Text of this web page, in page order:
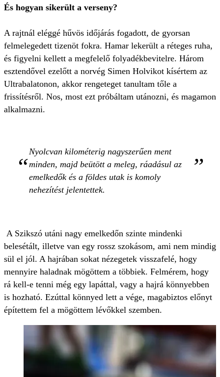
És hogyan sikerült a verseny?
A rajtnál eléggé hűvös időjárás fogadott, de gyorsan
felmelegedett tizenöt fokra. Hamar lekerült a réteges ruha,
és figyelni kellett a megfelelő folyadékbevitelre. Három
esztendővel ezelőtt a norvég Simen Holvikot kísértem az
Ultrabalatonon, akkor rengeteget tanultam tőle a
frissítésről. Nos, most ezt próbáltam utánozni, és magamon
alkalmazni.
Nyolcvan kilométerig nagyszerűen ment
minden, majd beütött a meleg, ráadásul az
emelkedők és a földes utak is komoly
nehezítést jelentettek.
A Szikszó utáni nagy emelkedőn szinte mindenki
belesétált, illetve van egy rossz szokásom, ami nem mindig
sül el jól. A hajrában sokat nézegetek visszafelé, hogy
mennyire haladnak mögöttem a többiek. Felmérem, hogy
rá kell-e tenni még egy lapáttal, vagy a hajrá könnyebben
is hozható. Ezúttal könnyed lett a vége, magabiztos előnyt
építettem fel a mögöttem lévőkkel szemben.